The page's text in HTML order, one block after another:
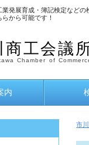
発展育成・簿記検定など
から可能です！
商工会議
Chamber of
内
市